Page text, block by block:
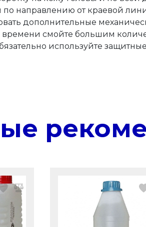
направлению от краевой
дополнительные
смойте большим
используйте